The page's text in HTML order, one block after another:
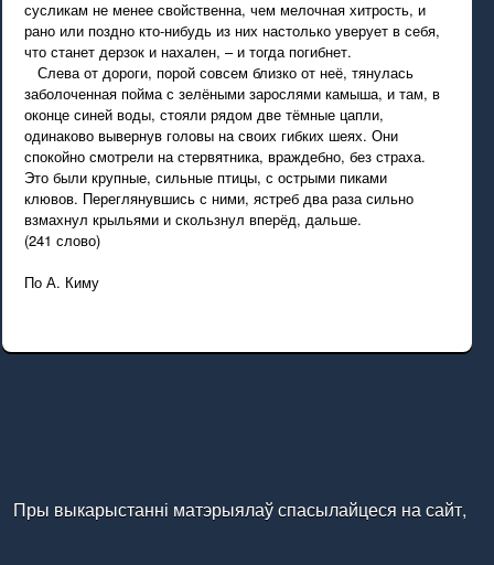
сусликам не менее свойственна, чем мелочная хитрость, и
рано или поздно кто-нибудь из них настолько уверует в себя,
что станет дерзок и нахален, – и тогда погибнет.
Слева от дороги, порой совсем близко от неё, тянулась
заболоченная пойма с зелёными зарослями камыша, и там, в
оконце синей воды, стояли рядом две тёмные цапли,
одинаково вывернув головы на своих гибких шеях. Они
спокойно смотрели на стервятника, враждебно, без страха.
Это были крупные, сильные птицы, с острыми пиками
клювов. Переглянувшись с ними, ястреб два раза сильно
взмахнул крыльями и скользнул вперёд, дальше.
(241 слово)
По А. Киму
Пры выкарыстанні матэрыялаў спасылайцеся на сайт,